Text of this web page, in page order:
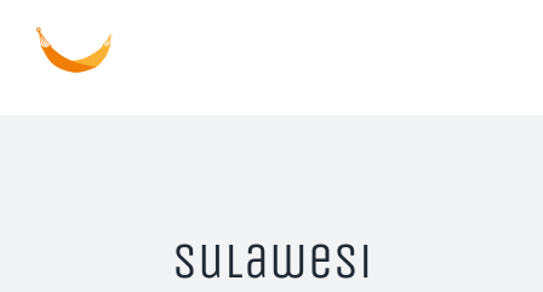
contenu
Sulawesi